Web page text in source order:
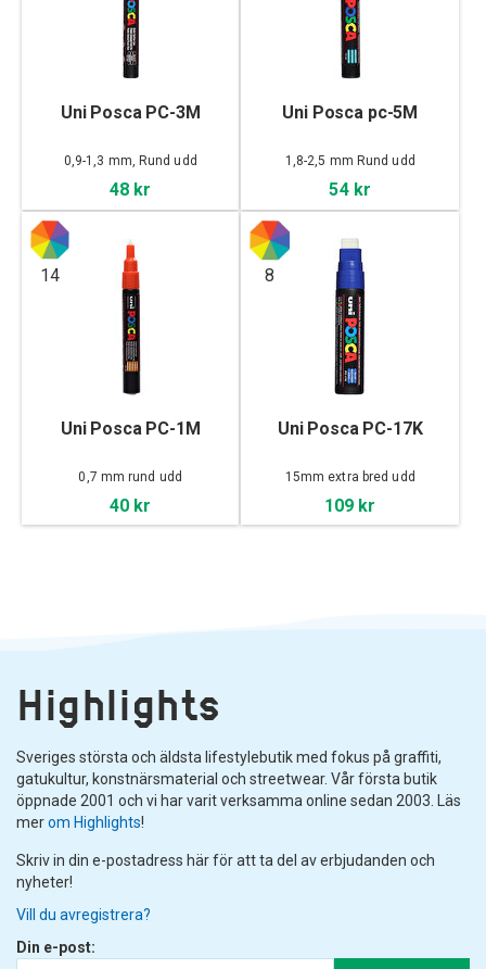
Uni Posca PC-3M
0,9-1,3 mm, Rund udd
48 kr
Uni Posca pc-5M
1,8-2,5 mm Rund udd
54 kr
14
Uni Posca PC-1M
0,7 mm rund udd
40 kr
8
Uni Posca PC-17K
15mm extra bred udd
109 kr
Highlights
Sveriges största och äldsta lifestylebutik med fokus på graffiti,
gatukultur, konstnärsmaterial och streetwear. Vår första butik
öppnade 2001 och vi har varit verksamma online sedan 2003. Läs
merom Highlights!
Skriv in din e-postadress här för att ta del av erbjudanden och
nyheter!
Vill du avregistrera?
Din e-post: